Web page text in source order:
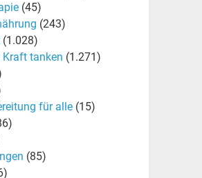
(45)
(243)
(1.028)
Kraft tanken (1.271)
für alle(15)
(85)